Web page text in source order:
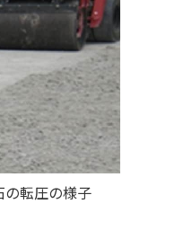
の転圧の様子